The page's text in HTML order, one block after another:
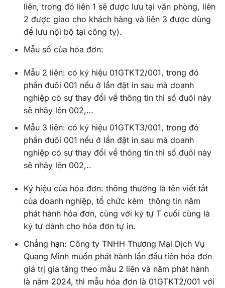
liên, trong đó liên 1 sẽ được lưu tại văn phòng, liên
2 được giao cho khách hàng và liên 3 được dùng
để lưu nội bộ tại công ty).
Mẫu số của hóa đơn:
Mẫu 2 liên: có ký hiệu 01GTKT2/001, trong đó
phần đuôi 001 nếu ở lần đặt in sau mà doanh
nghiệp có sự thay đổi về thông tin thì số đuôi này
sẽ nhảy lên 002,…
Mẫu 3 liên: có ký hiệu 01GTKT3/001, trong đó
phần đuôi 001 nếu ở lần đặt in sau mà doanh
nghiệp có sự thay đổi về thông tin thì số đuôi này
sẽ nhảy lên 002,..
Ký hiệu của hóa đơn: thông thường là tên viết tắt
của doanh nghiệp, tổ chức kèm thông tin năm
phát hành hóa đơn, cùng với ký tự T cuối cùng là
ký tự dành cho hóa đơn tự in.
Chẳng hạn: Công ty TNHH Thương Mại Dịch Vụ
Quang Minh muốn phát hành lần đầu tiên hóa đơn
giá trị gia tăng theo mẫu 2 liên và năm phát hành
là năm 2024, thì mẫu hóa đơn là 01GTKT2/001 với